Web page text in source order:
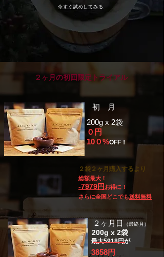
今すぐ試めしてみる
２ヶ月の初回限定トライアル
​初 月
０円
10０​%OFF！
200g x 2袋
​２袋２ヶ月購入するより
総額最大！
-7979円 お得に！
さらに全国どこでも送料無料
​２ヶ月目 （最終月）
最大5918円が
200g x 2袋
3858円